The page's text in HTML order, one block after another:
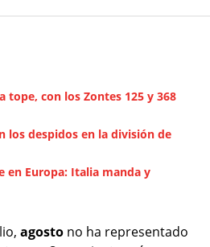
tope, con los Zontes 125 y 368
los despidos en la división de
en Europa: Italia manda y
agosto no ha representado